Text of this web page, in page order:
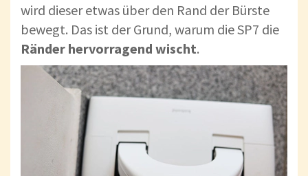
wird dieser etwas über den Rand der Bürste
bewegt. Das ist der Grund, warum die SP7 die
Ränder hervorragend wischt.